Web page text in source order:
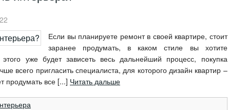
Если вы планируете ремонт в своей квартире, стоит
заранее продумать, в каком стиле вы хотите
уже будет зависеть весь дальнейший процесс, покупка
всего пригласить специалиста, для которого дизайн квартир –
продумать все [...] Читать дальше